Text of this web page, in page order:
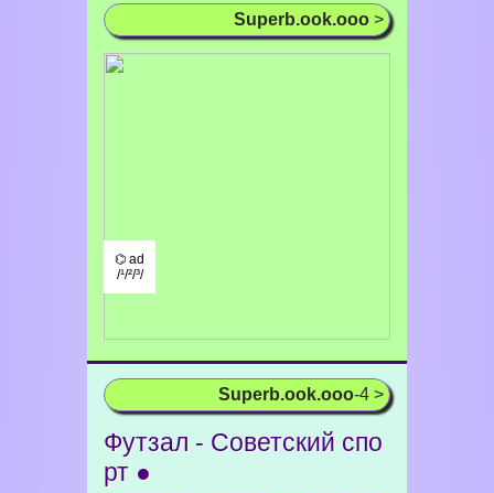
Superb.ook.ooo >
⌬ ad
/¹/²/³/
Superb.ook.ooo-4 >
Футзал - Советский спо
рт ●